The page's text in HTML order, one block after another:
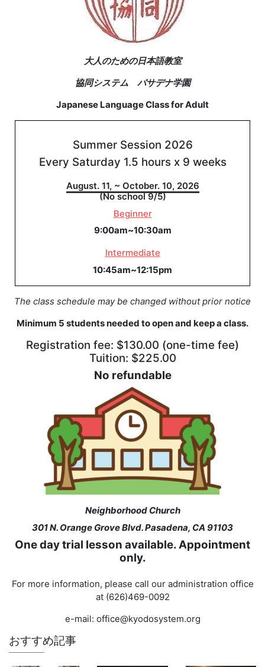
大人のための日本語教室
協同システム パサデナ学園
Japanese Language Class for Adult
Summer Session 2026
Every Saturday 1.5 hours x 9 weeks
August. 11, ~ October. 10, 2026
(No school 9/5)
Beginner
9:00am~10:30am
Intermediate
10:45am~12:15pm
The class schedule may be changed without prior notice
Minimum 5 students needed to open and keep a class.
Registration fee: $130.00 (one-time fee)
Tuition: $225.00
No refundable
Neighborhood Church
301 N. Orange Grove Blvd. Pasadena, CA 91103
One day trial lesson available. Appointment
only.
For more information, please call our administration office
at (626)469-0092
e-mail: office@kyodosystem.org
おすすめ記事